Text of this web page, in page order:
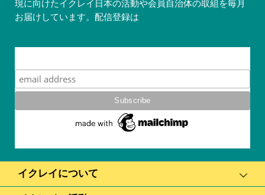
現に向けたイクレイ日本の活動や会員自治体の取組を毎月
お届けしています。配信登録は
イクレイについて